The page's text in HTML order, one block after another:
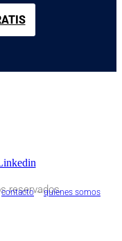
reservados.
contacto–quienes somos